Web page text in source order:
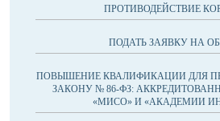
ПРОТИВОДЕЙСТВИЕ
ПОДАТЬ ЗАЯВКУ НА
ПОВЫШЕНИЕ КВАЛИФИКАЦИИ ДЛЯ
ЗАКОНУ № 86-ФЗ:
«МИСО» И «АКАДЕМИИ